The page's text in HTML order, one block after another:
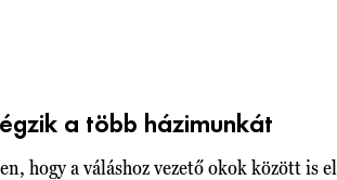
a több házimunkát
hogy a váláshoz vezető okok között is